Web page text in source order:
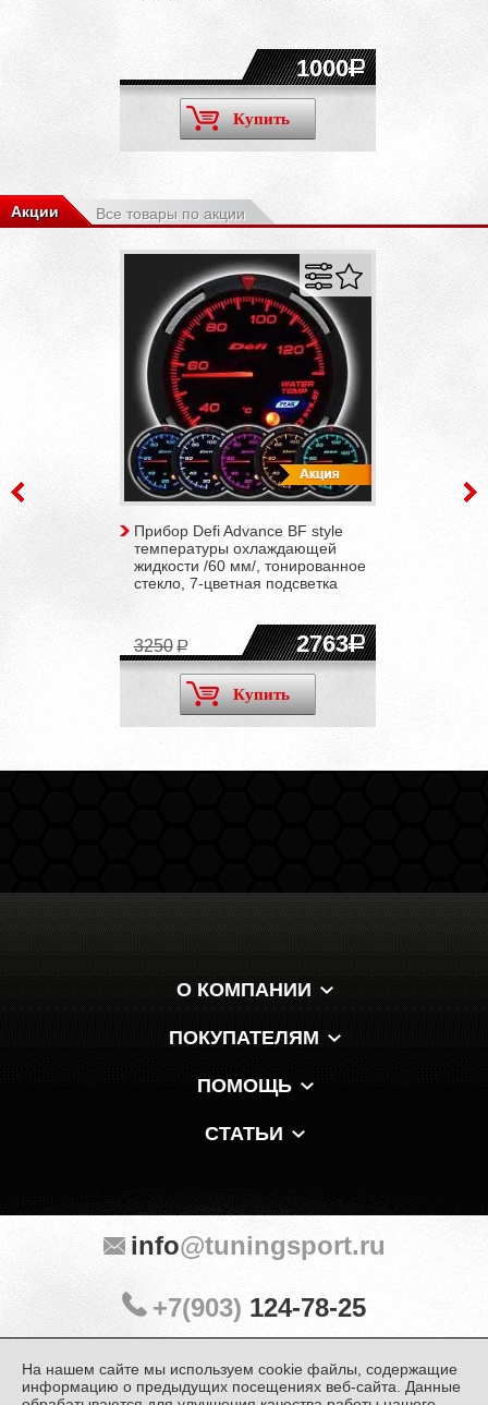
1000
Купить
Акции Все товары по акции
Прибор Defi Advance BF style
температуры охлаждающей
жидкости /60 мм/, тонированное
стекло, 7-цветная подсветка
2763
3250
Купить
О КОМПАНИИ
ПОКУПАТЕЛЯМ
ПОМОЩЬ
СТАТЬИ
Мы в мессенджерах и соцсетях:
info@tuningsport.ru
+7(903) 124-78-25
На нашем сайте мы используем cookie файлы, содержащие
информацию о предыдущих посещениях веб-сайта. Данные